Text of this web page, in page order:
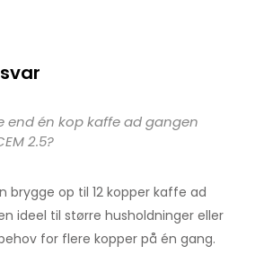
end én kop kaffe ad gangen
2.5?
brygge op til 12 kopper kaffe ad
ideel til større husholdninger eller
for flere kopper på én gang.